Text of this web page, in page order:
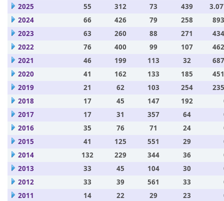
2025
55 312 73 439
2024
66 426 79 258
2023
63 260 88 271
2022
76 400 99 107
2021
46 199 113 32
2020
41 162 133 185
2019
21 62 103 254
2018
17 45 147 192
2017
17 31 357 64
2016
35 76 71 24
2015
41 125 551 29
2014
132 229 344 36
2013
33 45 104 30
2012
33 39 561 33
2011
14 22 29 23